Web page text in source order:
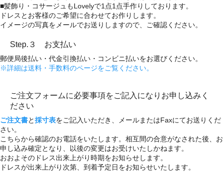
■髪飾り・コサージュもLovelyで1点1点手作りしております。
ドレスとお客様のご希望に合わせてお作りします。
イメージの写真をメールでお送りしますので、ご確認ください。
Step.３ お支払い
郵便局後払い・代金引換払い・コンビニ払いをお選びください。
※詳細は送料・手数料のページをご覧ください。
ご注文フォームに必要事項をご記入になりお申し込みく
ださい
ご注文書と採寸表をご記入いただき、メールまたはFaxにてお送りくだ
さい。
こちらから確認のお電話をいたします。相互間の合意がなされた後、お
申し込み確定となり、以後の変更はお受けいたしかねます。
おおよそのドレス出来上がり時期をお知らせします。
ドレスが出来上がり次第、到着予定日をお知らせいたします。